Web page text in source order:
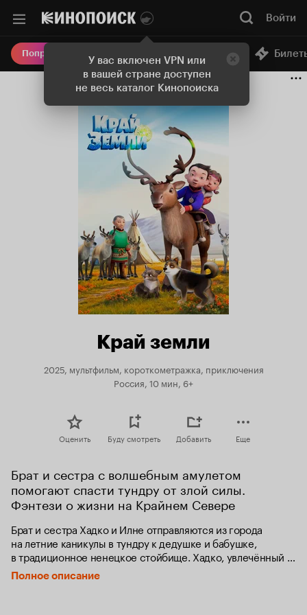
У вас включен VPN или
в вашей стране доступен
не весь каталог Кинопоиска
Войти
Попробовать Плюс Онлайн-кинотеатр
Край земли
2025, мультфильм, короткометражка, приключения
Россия, 10 мин, 6+
Оценить Буду смотреть Добавить Еще
Брат и сестра с волшебным амулетом
помогают спасти тундру от злой силы.
Фэнтези о жизни на Крайнем Севере
Брат и сестра Хадко и Илне отправляются из города
на летние каникулы в тундру к дедушке и бабушке,
в традиционное ненецкое стойбище. Хадко, увлечённый
видеоиграми, с трудом адаптируется к жизни
без интернета. В чуме в сундуке он находит дедушкин
Полное описание